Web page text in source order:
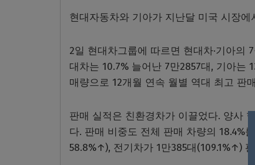
현대자동차와 기아가 지난달 미국 시장
2일 현대차그룹에 따르면 현대차·기아의
대차는 10.7% 늘어난 7만2857대, 기아는
매량으로 12개월 연속 월별 역대 최고 판
판매 실적은 친환경차가 이끌었다. 양사
다. 판매 비중도 전체 판매 차량의 18.4%
58.8%↑), 전기차가 1만385대(109.1%↑)